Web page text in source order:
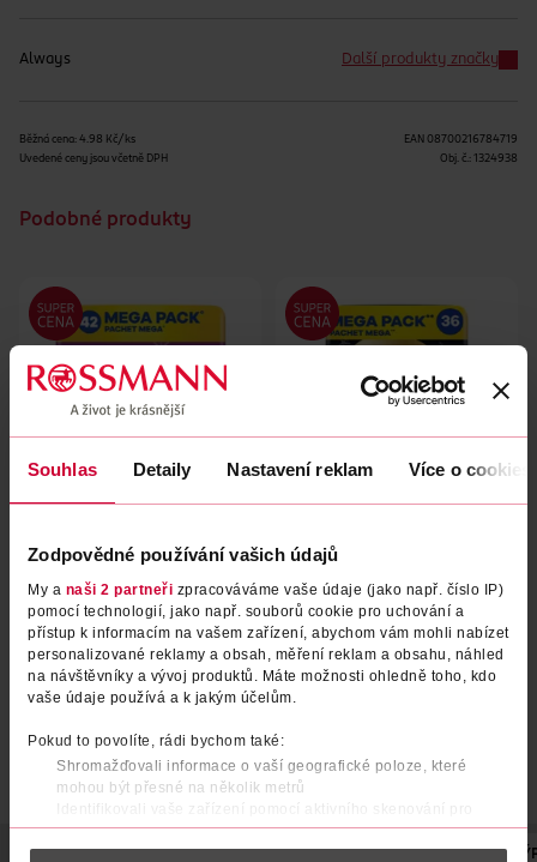
Souhlas Detaily Nastavení reklam Více o cookies
Zodpovědné používání vašich údajů
My a naši 2 partneři zpracováváme vaše údaje (jako např. číslo IP)
pomocí technologií, jako např. souborů cookie pro uchování a
přístup k informacím na vašem zařízení, abychom vám mohli nabízet
personalizované reklamy a obsah, měření reklam a obsahu, náhled
na návštěvníky a vývoj produktů. Máte možnosti ohledně toho, kdo
vaše údaje používá a k jakým účelům.
Pokud to povolíte, rádi bychom také:
Shromažďovali informace o vaší geografické poloze, které
mohou být přesné na několik metrů
Identifikovali vaše zařízení pomocí aktivního skenování pro
konkrétní charakteristiky (otisk prstu)
Zjistěte více o tom, jak zpracováváme vaše osobní údaje, a nastavte
Always Další produkty značky
Běžná cena: 4.98 Kč/ks
Uvedené ceny jsou včetně DPH
EAN 08700216784719
Obj. č.: 1324938
Podobné produkty
Super s křidélky vel. 2 42 ks
42 ks
239 Kč
DO KOŠÍKU
Obj. č.: 1324945
Secure Night s křidélky vel. 4
36 ks
Always
239 Kč
DO KOŠÍKU
POPIS POČET NÁZEV VÝROBCE/DODAVATELE ADRESA